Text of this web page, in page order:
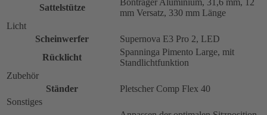
Sattelstütze
mm Versatz, 330 mm Länge
Licht
Scheinwerfer
Supernova E3 Pro 2, LED
Rücklicht
Spanninga Pimento Large, mit
Standlichtfunktion
Zubehör
Ständer
Pletscher Comp Flex 40
Sonstiges